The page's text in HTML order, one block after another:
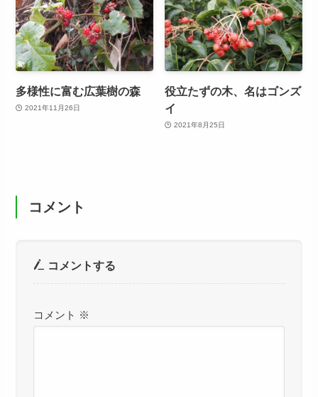
多様性に富む広葉樹の森
2021年11月26日
役立たずの木、名はゴンズ
イ
2021年8月25日
コメント
コメントする
コメント ※